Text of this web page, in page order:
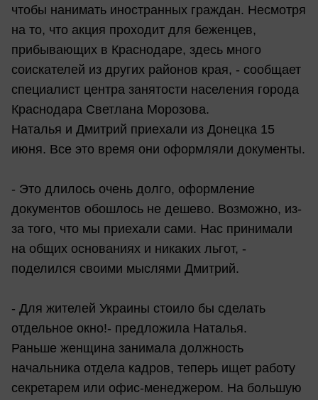
чтобы нанимать иностранных граждан. Несмотря
на то, что акция проходит для беженцев,
прибывающих в Краснодаре, здесь много
соискателей из других районов края, - сообщает
специалист центра занятости населения города
Краснодара Светлана Морозова.
Наталья и Дмитрий приехали из Донецка 15
июня. Все это время они оформляли документы.
- Это длилось очень долго, оформление
документов обошлось не дешево. Возможно, из-
за того, что мы приехали сами. Нас принимали
на общих основаниях и никаких льгот, -
поделился своими мыслями Дмитрий.
- Для жителей Украины стоило бы сделать
отдельное окно!- предложила Наталья.
Раньше женщина занимала должность
начальника отдела кадров, теперь ищет работу
секретарем или офис-менеджером. На большую